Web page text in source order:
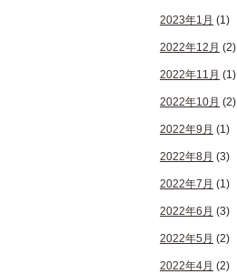
2023年1月 (1)
2022年12月 (2)
2022年11月 (1)
2022年10月 (2)
2022年9月 (1)
2022年8月 (3)
2022年7月 (1)
2022年6月 (3)
2022年5月 (2)
2022年4月 (2)